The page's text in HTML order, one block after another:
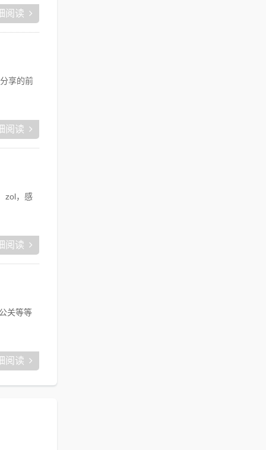
阅读
享的前
阅读
zol，感
阅读
关等等
阅读